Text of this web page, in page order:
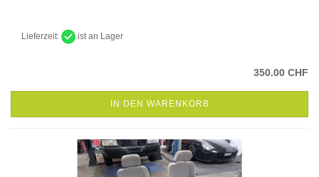
Lieferzeit: ist an Lager
350.00 CHF
IN DEN WARENKORB